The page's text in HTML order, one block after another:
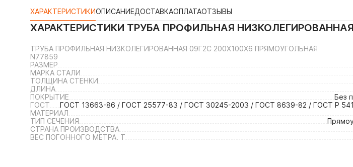
ХАРАКТЕРИСТИКИОПИСАНИЕДОСТАВКАОПЛАТАОТЗЫВЫ
ХАРАКТЕРИСТИКИ ТРУБА ПРОФИЛЬНАЯ
ТРУБА ПРОФИЛЬНАЯ НИЗКОЛЕГИРОВАННАЯ 09Г2С 200Х100Х6 ПРЯМОУГОЛЬНАЯ
N77859
РАЗМЕР
МАРКА СТАЛИ
ТОЛЩИНА СТЕНКИ
ДЛИНА
ПОКРЫТИЕ
Без
ГОСТ
ГОСТ 13663-86 / ГОСТ 25577-83 / ГОСТ 30245-2003 / ГОСТ 8639-82 / ГОСТ Р
МАТЕРИАЛ
ТИП СЕЧЕНИЯ
СТРАНА ПРОИЗВОДСТВА
ВЕС ПОГОННОГО МЕТРА. Т